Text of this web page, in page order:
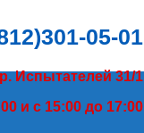
05-01
Испытателей 31/1
и с 15:00 до 17:00